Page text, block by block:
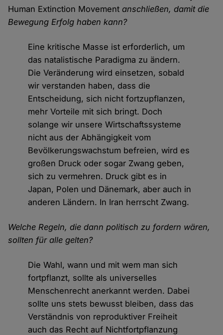
Human Extinction Movement anschließen, damit die
Bewegung Erfolg haben kann?
Eine kritische Masse ist erforderlich, um
das natalistische Paradigma zu ändern.
Die Veränderung wird einsetzen, sobald
wir verstanden haben, dass die
Entscheidung, sich nicht fortzupflanzen,
mehr Vorteile mit sich bringt. Doch
solange wir unsere Wirtschaftssysteme
nicht aus der Abhängigkeit vom
Bevölkerungswachstum befreien, wird es
großen Druck oder sogar Zwang geben,
sich zu vermehren. Druck gibt es in
Japan, Polen und Dänemark, aber auch in
anderen Ländern. In Iran herrscht Zwang.
Welche Regeln, die dann politisch zu fordern wären,
sollten für alle gelten?
Die Wahl, wann und mit wem man sich
fortpflanzt, sollte als universelles
Menschenrecht anerkannt werden. Dabei
sollte uns stets bewusst bleiben, dass das
Verständnis von reproduktiver Freiheit
auch das Recht auf Nichtfortpflanzung